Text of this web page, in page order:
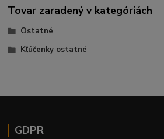
Tovar zaradený v kategóriách
Ostatné
Kľúčenky ostatné
GDPR